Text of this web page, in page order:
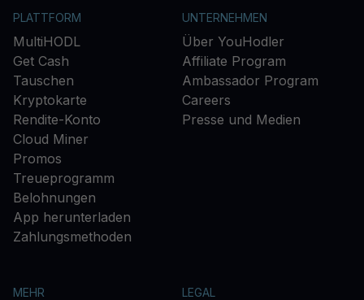
PLATTFORM
MultiHODL
Get Cash
Tauschen
Kryptokarte
Rendite-Konto
Cloud Miner
Promos
Treueprogramm
Belohnungen
App herunterladen
Zahlungsmethoden
UNTERNEHMEN
Über YouHodler
Affiliate Program
Ambassador Program
Careers
Presse und Medien
MEHR LEGAL